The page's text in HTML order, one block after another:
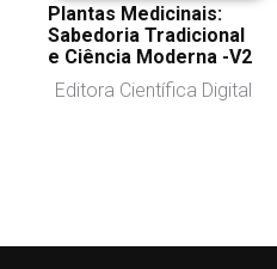
Plantas Medicinais:
Sabedoria Tradicional
e Ciência Moderna -V2
Editora Científica Digital